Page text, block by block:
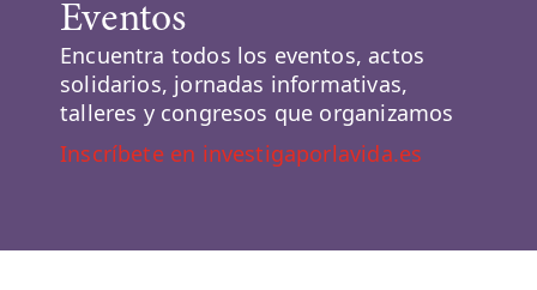
Eventos
Encuentra todos los eventos, actos
solidarios, jornadas informativas,
talleres y congresos que organizamos
Inscríbete en investigaporlavida.es